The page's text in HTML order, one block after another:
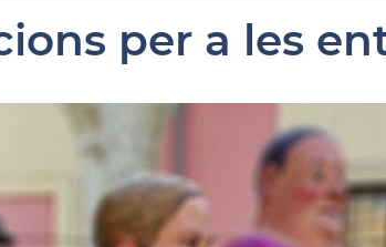
per a les